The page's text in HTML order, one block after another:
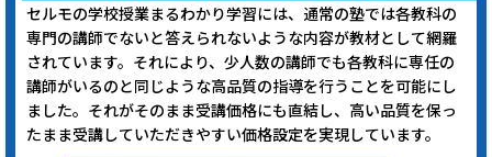
セルモの学校授業まるわかり学習には、通常の塾では各教科の
専門の講師でないと答えられないような内容が教材として網羅
されています。それにより、少人数の講師でも各教科に専任の
講師がいるのと同じような高品質の指導を行うことを可能にし
ました。それがそのまま受講価格にも直結し、高い品質を保っ
たまま受講していただきやすい価格設定を実現しています。